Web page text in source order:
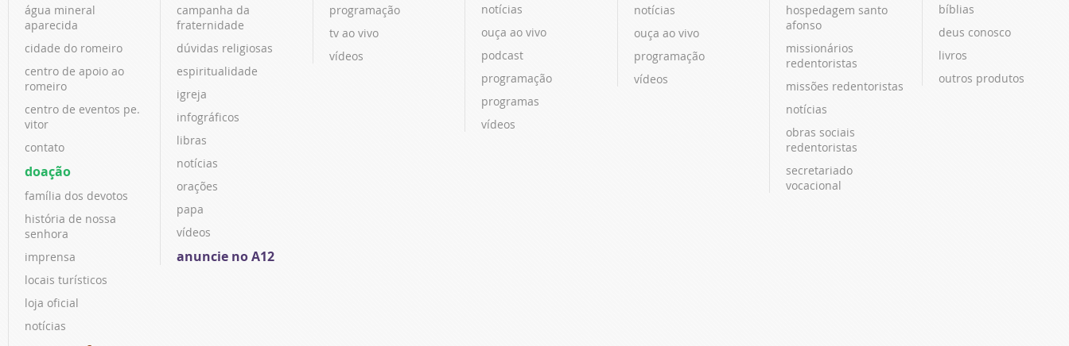
água mineral
aparecida
cidade do romeiro
centro de apoio ao
romeiro
centro de eventos pe.
vitor
contato
doação
família dos devotos
história de nossa
senhora
imprensa
locais turísticos
loja oficial
notícias
campanha da
fraternidade
dúvidas religiosas
espiritualidade
igreja
infográficos
libras
notícias
orações
papa
vídeos
anuncie no A12
programação
tv ao vivo
vídeos
notícias
ouça ao vivo
podcast
programação
programas
vídeos
notícias
ouça ao vivo
programação
vídeos
hospedagem santo
afonso
missionários
redentoristas
missões redentoristas
notícias
obras sociais
redentoristas
secretariado
vocacional
bíblias
deus conosco
livros
outros produtos